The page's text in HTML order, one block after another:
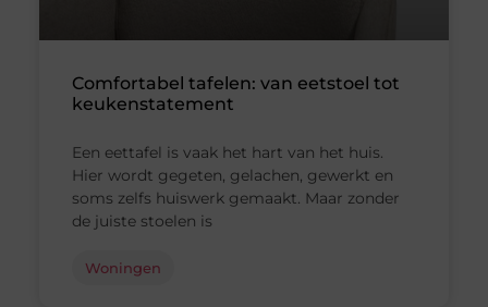
Comfortabel tafelen: van eetstoel tot
keukenstatement
Een eettafel is vaak het hart van het huis.
Hier wordt gegeten, gelachen, gewerkt en
soms zelfs huiswerk gemaakt. Maar zonder
de juiste stoelen is
Woningen